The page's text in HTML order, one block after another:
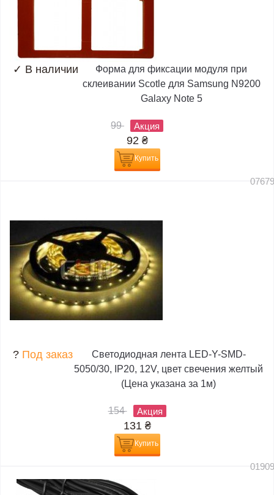
✓ В наличии
Форма для фиксации модуля при
склеивании Scotle для Samsung N9200
Galaxy Note 5
99 Акция
92 ₴
Купить
? Под заказ
Светодиодная лента LED-Y-SMD-
5050/30, IP20, 12V, цвет свечения желтый
(Цена указана за 1м)
154 Акция
131 ₴
Купить